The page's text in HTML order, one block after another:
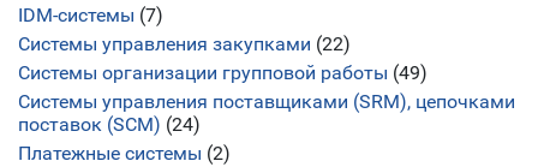
IDM-системы (7)
Системы управления закупками (22)
Системы организации групповой работы (49)
Системы управления поставщиками (SRM), цепочками
поставок (SCM) (24)
Платежные системы (2)